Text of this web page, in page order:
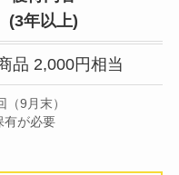
(3年以上)
品 2,000円相当
9月末）
が必要